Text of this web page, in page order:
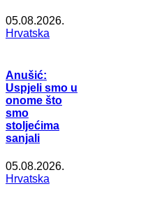
05.08.2026.
Hrvatska
Anušić:
Uspjeli smo u
onome što
smo
stoljećima
sanjali
05.08.2026.
Hrvatska